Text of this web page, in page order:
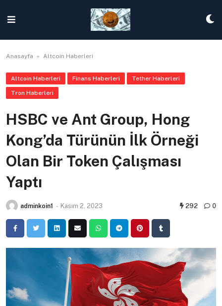
content
Anasayfa » Altcoin Haberleri
Altcoin Haberleri Finans Haberleri Tether Haberleri
Tron Haberleri
HSBC ve Ant Group, Hong
Kong’da Türünün İlk Örneği
Olan Bir Token Çalışması
Yaptı
adminkoin1 - Kasım 2, 2023 292 0